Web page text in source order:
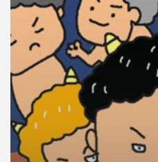
เพลง
บทความ
ข่าว
และ
กิจกรรม